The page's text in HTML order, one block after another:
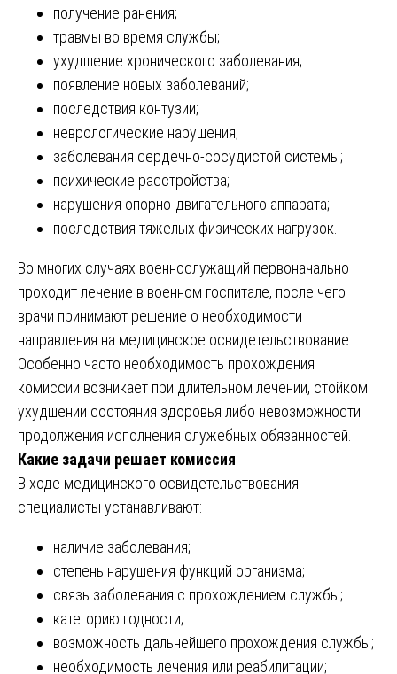
получение ранения;
травмы во время службы;
ухудшение хронического заболевания;
появление новых заболеваний;
последствия контузии;
неврологические нарушения;
заболевания сердечно-сосудистой системы;
психические расстройства;
нарушения опорно-двигательного аппарата;
последствия тяжелых физических нагрузок.
Во многих случаях военнослужащий первоначально
проходит лечение в военном госпитале, после чего
врачи принимают решение о необходимости
направления на медицинское освидетельствование.
Особенно часто необходимость прохождения
комиссии возникает при длительном лечении, стойком
ухудшении состояния здоровья либо невозможности
продолжения исполнения служебных обязанностей.
Какие задачи решает комиссия
В ходе медицинского освидетельствования
специалисты устанавливают:
наличие заболевания;
степень нарушения функций организма;
связь заболевания с прохождением службы;
категорию годности;
возможность дальнейшего прохождения службы;
необходимость лечения или реабилитации;